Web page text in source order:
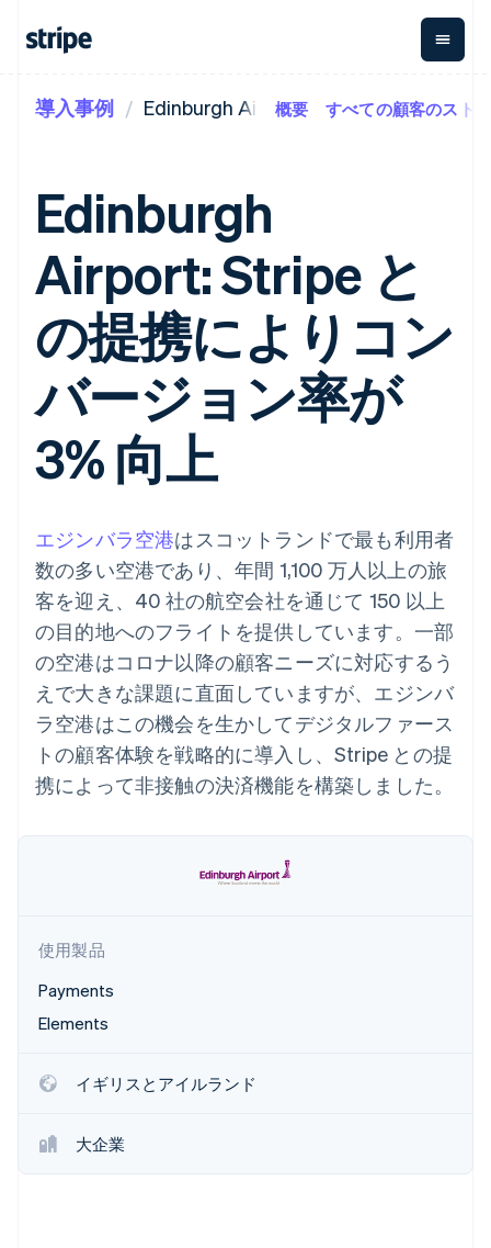
支払い
オンライン決
済
Managed
Payments
マーチャント
オブレコード
ソリューショ
ン
Payment links
コーディング
不要の決済ペ
ージ
Checkout
構築済み決済
Elements
柔軟な UI コン
125 以上の決
済手段を利用
可能
Terminal
対面支払い
Authorization
Boost
決済成功率の
最適化
Link
スピーディー
な決済
収益
経常収益
Metronome
サブスクリ
プション
サブスクリ
プションの
管理
Invoicing
は継続
Tax
VAT の自動
計算
Revenue
会計管理の
自動化
Stripe
Sigma
カスタムレ
ポート
Data
Pipeline
データの同
期
資金管
への入
金
プラッ
フォー
決済の
その他
Atlas
スタートアップの企業設立
Climate
カーボンリムーバル
オンライン本人確認
企業規模別
ユースケース別
エージェンティックコマ
ース
E コマース / ECサイト
埋込型金融
請求・財務関連
グローバルビジネス
アプリ内決済
マーケットプレイス
プラットフォーム
業種別
AI 企業
クリエイターエコノミ―
ゲーム
ホスピタリティ、旅行、
レジャー
保険
メディアおよびエンター
テインメント
非営利団体
ビス
パブリックセクター
小売業
ドキュメント
ライブラリと SDK
Stripe Apps
ガイド
オンライン決済を受け付
け
構築済みの決済を実装
プラットフォームまたは
マーケットプレイスを構
築する
理
ステーブルコイン担保型
のカードを発行
エージェントによるサー
ビスのプロビジョニング
と管理
リソース
アプリへの導入
コードサンプル
開発者のブログ
API ステータス
学ぶ
サポート
サポートに問い合わせる
管理サポートプラン
プロフェッショナルサー
ビス
会社
Sessions 年次カンファ
レンス
採用情報
ニュースルーム
Stripe Press
お問い合わせ
営業にお問い合わせ
パートナーになる
導入事例 Edinburgh Airport
概要 すべての顧客のスト
Edinburgh
Airport: Stripe と
の提携によりコン
バージョン率が
3% 向上
エジンバラ空港はスコットランドで最も利用者
数の多い空港であり、年間 1,100 万人以上の旅
客を迎え、40 社の航空会社を通じて 150 以上
の目的地へのフライトを提供しています。一部
の空港はコロナ以降の顧客ニーズに対応するう
えで大きな課題に直面していますが、エジンバ
ラ空港はこの機会を生かしてデジタルファース
トの顧客体験を戦略的に導入し、Stripe との提
携によって非接触の決済機能を構築しました。
使用製品
Payments
Elements
イギリスとアイルランド
大企業